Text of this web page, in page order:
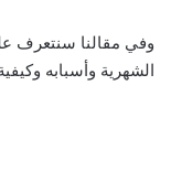
وفي مقالنا سنتعرف
الشهرية وأسبابه